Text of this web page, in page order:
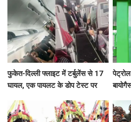
फुकेत-दिल्ली फ्लाइट में टर्बुलेंस से 17
घायल, एक पायलट के डोप टेस्ट पर